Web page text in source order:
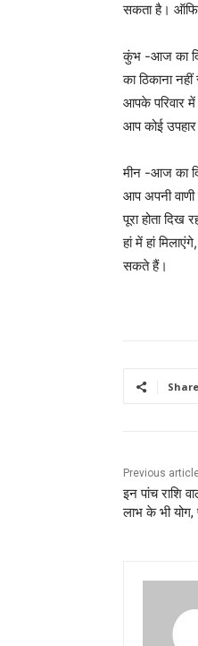
सकता है।
कुंभ -आज का
का ठिकाना
आपके परिवार
आप कोई
मीन -आज का
आप अपनी
पूरा होता दिख
हां में हां
सकते हैं।
Share
Previous
इन पांच राशि
लाभ के भी